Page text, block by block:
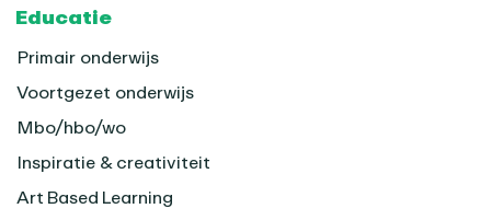
Footer
Educatie
Primair onderwijs
Voortgezet onderwijs
Mbo/hbo/wo
Inspiratie & creativiteit
Art Based Learning